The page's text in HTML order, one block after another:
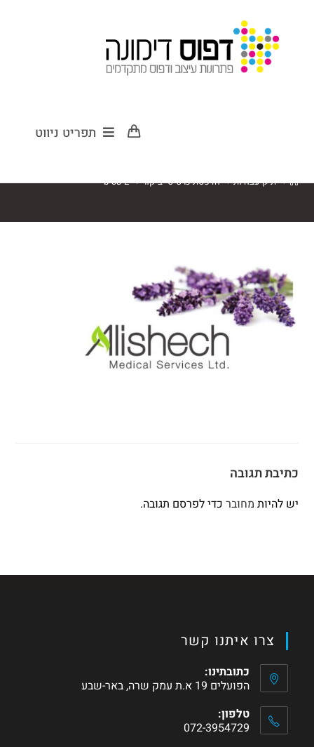
תפריט ניווט
> תיק עבודות > הדפסת כרטיסי ביקור >
b-c3-2
כתיבת תגובה
יש להיות מחובר כדי לפרסם תגובה.
צרו איתנו קשר
כתובתינו:
הפועלים 19 א.ת עמק שרה, באר-שבע
טלפון:
072-3954729